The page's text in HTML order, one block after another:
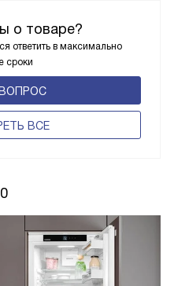
о товаре?
ответить в максимально
сроки
ВСЕ